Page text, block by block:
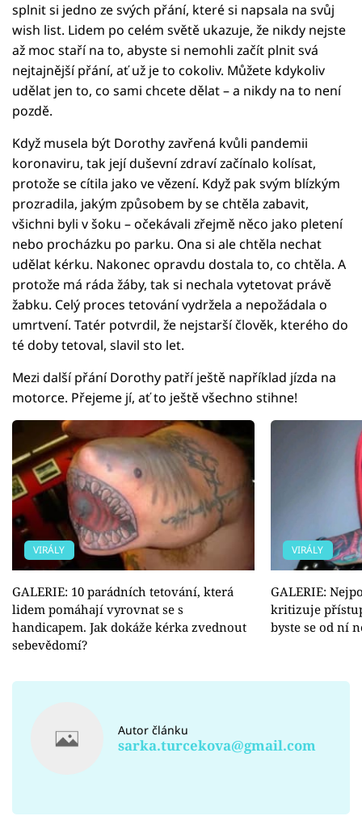
splnit si jedno ze svých přání, které si napsala na svůj
wish list. Lidem po celém světě ukazuje, že nikdy nejste
až moc staří na to, abyste si nemohli začít plnit svá
nejtajnější přání, ať už je to cokoliv. Můžete kdykoliv
udělat jen to, co sami chcete dělat – a nikdy na to není
pozdě.
Když musela být Dorothy zavřená kvůli pandemii
koronaviru, tak její duševní zdraví začínalo kolísat,
protože se cítila jako ve vězení. Když pak svým blízkým
prozradila, jakým způsobem by se chtěla zabavit,
všichni byli v šoku – očekávali zřejmě něco jako pletení
nebo procházku po parku. Ona si ale chtěla nechat
udělat kérku. Nakonec opravdu dostala to, co chtěla. A
protože má ráda žáby, tak si nechala vytetovat právě
žabku. Celý proces tetování vydržela a nepožádala o
umrtvení. Tatér potvrdil, že nejstarší člověk, kterého do
té doby tetoval, slavil sto let.
Mezi další přání Dorothy patří ještě například jízda na
motorce. Přejeme jí, ať to ještě všechno stihne!
VIRÁLY
GALERIE: 10 parádních tetování, která
lidem pomáhají vyrovnat se s
handicapem. Jak dokáže kérka zvednout
sebevědomí?
VIRÁLY
GALERIE:
kritizuje
byste se od ní
Autor článku
sarka.turcekova@gmail.com